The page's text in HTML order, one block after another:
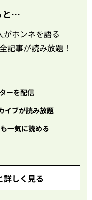
と…
ホンネを語る
記事が読み放題！
ーを配信
イブが読み放題
一気に読める
しく見る